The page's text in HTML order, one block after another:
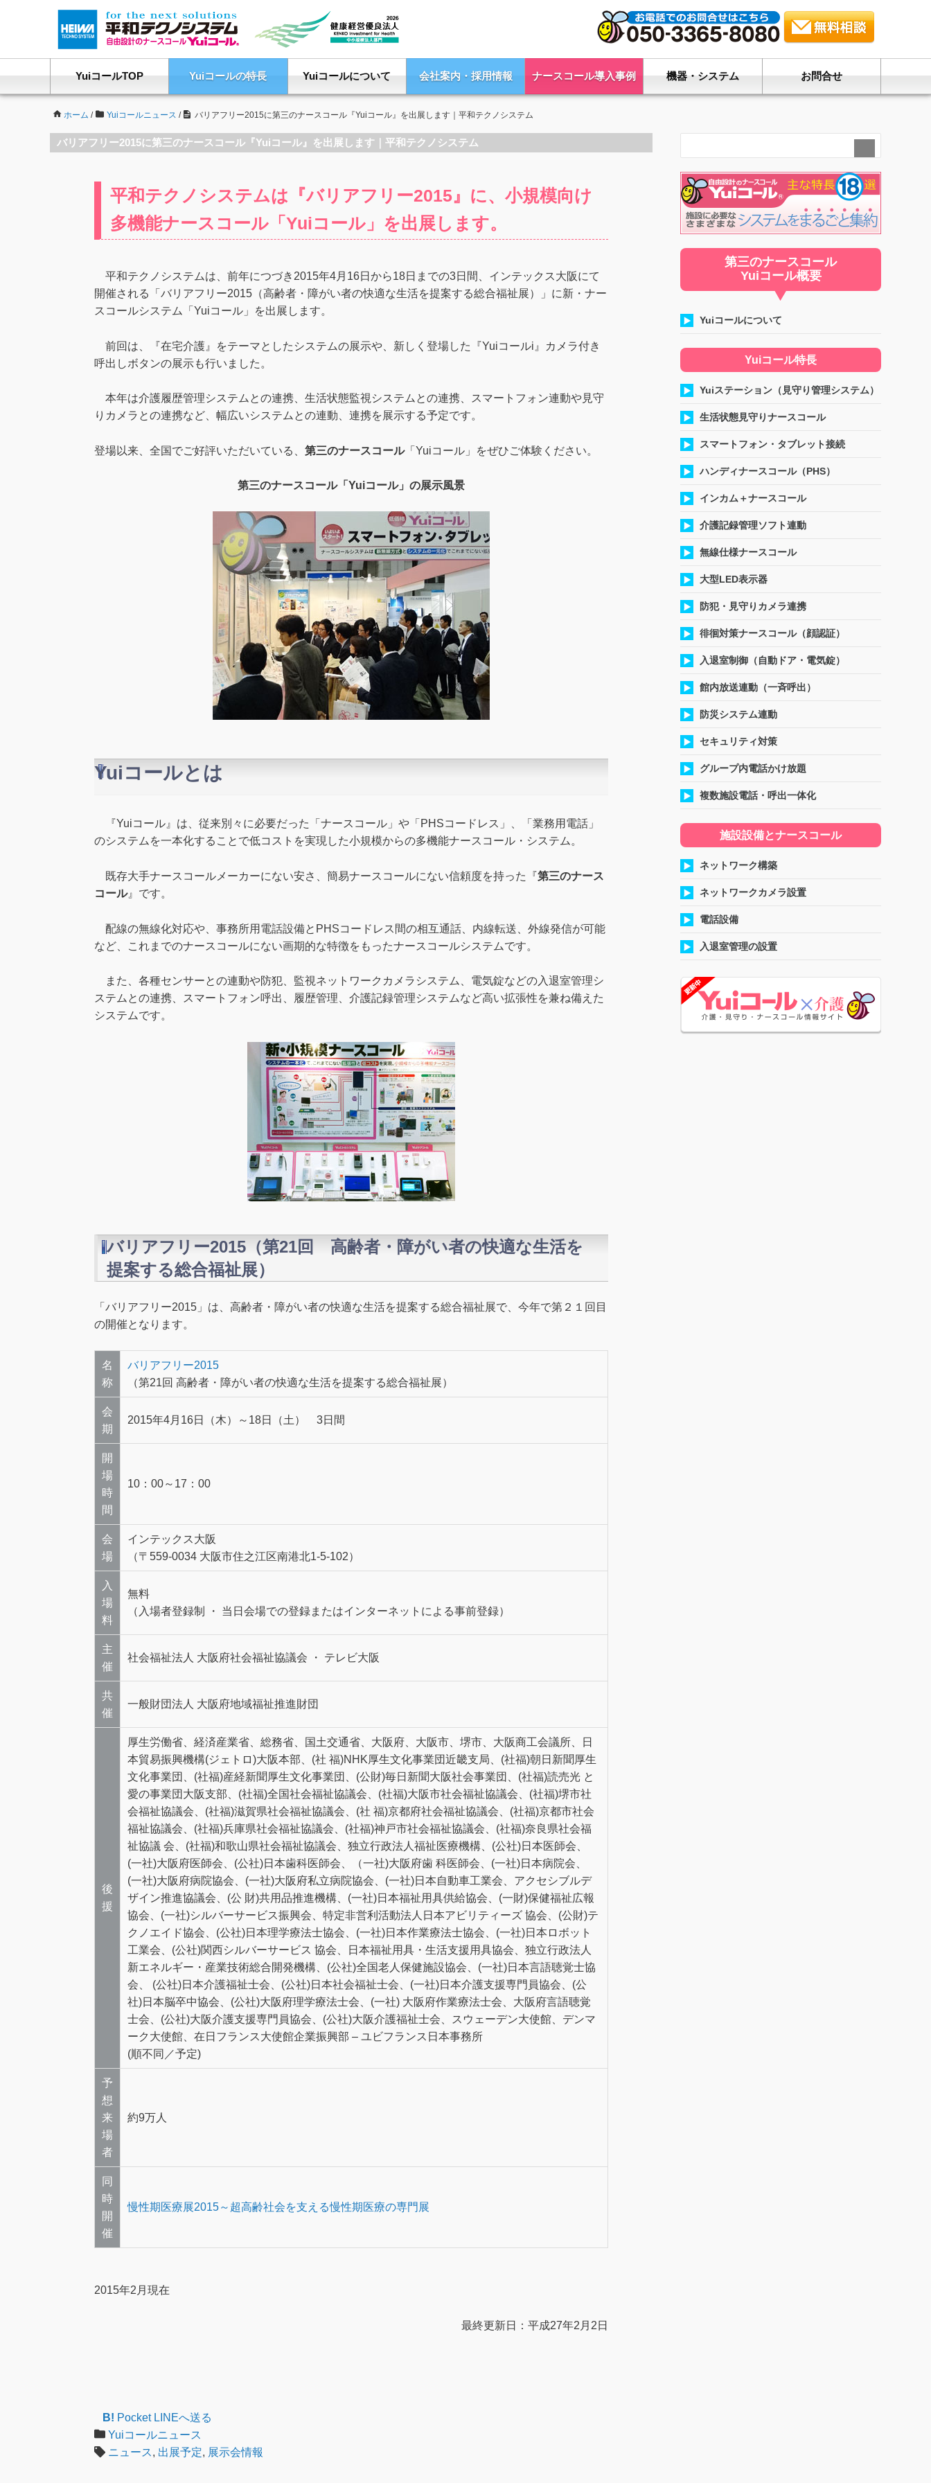
YuiコールTOP Yuiコールの特長 Yuiコールについて 会社案内・採用情報 ナースコール導入事例 機器・システム お問合せ
ホーム / Yuiコールニュース / バリアフリー2015に第三のナースコール『Yuiコール』を出展します｜平和テクノシステム
バリアフリー2015に第三のナースコール『Yuiコール』を出展します｜平和テクノシステム
平和テクノシステムは『バリアフリー2015』に、小規模向け
多機能ナースコール「Yuiコール」を出展します。
平和テクノシステムは、前年につづき2015年4月16日から18日までの3日間、インテックス大阪にて
開催される「バリアフリー2015（高齢者・障がい者の快適な生活を提案する総合福祉展）」に新・ナー
スコールシステム「Yuiコール」を出展します。
前回は、『在宅介護』をテーマとしたシステムの展示や、新しく登場した『Yuiコールi』カメラ付き
呼出しボタンの展示も行いました。
本年は介護履歴管理システムとの連携、生活状態監視システムとの連携、スマートフォン連動や見守
りカメラとの連携など、幅広いシステムとの連動、連携を展示する予定です。
登場以来、全国でご好評いただいている、 第三のナースコール「Yuiコール」をぜひご体験ください。
第三のナースコール「Yuiコール」の展示風景
Yuiコールとは
『Yuiコール』は、従来別々に必要だった「ナースコール」や「PHSコードレス」、「業務用電話」
のシステムを一本化することで低コストを実現した小規模からの多機能ナースコール・システム。
既存大手ナースコールメーカーにない安さ、簡易ナースコールにない信頼度を持った『第三のナース
コール』です。
配線の無線化対応や、事務所用電話設備とPHSコードレス間の相互通話、内線転送、外線発信が可能
など、これまでのナースコールにない画期的な特徴をもったナースコールシステムです。
また、各種センサーとの連動や防犯、監視ネットワークカメラシステム、電気錠などの入退室管理シ
ステムとの連携、スマートフォン呼出、履歴管理、介護記録管理システムなど高い拡張性を兼ね備えた
システムです。
バリアフリー2015（第21回 高齢者・障がい者の快適な生活を
提案する総合福祉展）
「バリアフリー2015」は、高齢者・障がい者の快適な生活を提案する総合福祉展で、今年で第２１回目
の開催となります。
名
称
バリアフリー2015
（第21回 高齢者・障がい者の快適な生活を提案する総合福祉展）
会
期
2015年4月16日（木）～18日（土） 3日間
開
場
時
間
10：00～17：00
会
場
インテックス大阪
（〒559-0034 大阪市住之江区南港北1-5-102）
入
場
料
無料
（入場者登録制 ・ 当日会場での登録またはインターネットによる事前登録）
主
催
社会福祉法人 大阪府社会福祉協議会 ・ テレビ大阪
共
催
一般財団法人 大阪府地域福祉推進財団
後
援
厚生労働省、経済産業省、総務省、国土交通省、大阪府、大阪市、堺市、大阪商工会議所、日
本貿易振興機構(ジェトロ)大阪本部、(社 福)NHK厚生文化事業団近畿支局、(社福)朝日新聞厚生
文化事業団、(社福)産経新聞厚生文化事業団、(公財)毎日新聞大阪社会事業団、(社福)読売光 と
愛の事業団大阪支部、(社福)全国社会福祉協議会、(社福)大阪市社会福祉協議会、(社福)堺市社
会福祉協議会、(社福)滋賀県社会福祉協議会、(社 福)京都府社会福祉協議会、(社福)京都市社会
福祉協議会、(社福)兵庫県社会福祉協議会、(社福)神戸市社会福祉協議会、(社福)奈良県社会福
祉協議 会、(社福)和歌山県社会福祉協議会、独立行政法人福祉医療機構、(公社)日本医師会、
(一社)大阪府医師会、(公社)日本歯科医師会、（一社)大阪府歯 科医師会、(一社)日本病院会、
(一社)大阪府病院協会、(一社)大阪府私立病院協会、(一社)日本自動車工業会、アクセシブルデ
ザイン推進協議会、(公 財)共用品推進機構、(一社)日本福祉用具供給協会、(一財)保健福祉広報
協会、(一社)シルバーサービス振興会、特定非営利活動法人日本アビリティーズ 協会、(公財)テ
クノエイド協会、(公社)日本理学療法士協会、(一社)日本作業療法士協会、(一社)日本ロボット
工業会、(公社)関西シルバーサービス 協会、日本福祉用具・生活支援用具協会、独立行政法人
新エネルギー・産業技術総合開発機構、(公社)全国老人保健施設協会、(一社)日本言語聴覚士協
会、 (公社)日本介護福祉士会、(公社)日本社会福祉士会、(一社)日本介護支援専門員協会、(公
社)日本脳卒中協会、(公社)大阪府理学療法士会、(一社) 大阪府作業療法士会、大阪府言語聴覚
士会、(公社)大阪介護支援専門員協会、(公社)大阪介護福祉士会、スウェーデン大使館、デンマ
ーク大使館、在日フランス大使館企業振興部 – ユビフランス日本事務所
(順不同／予定)
予
想
来
場
者
約9万人
同
時
開
催
慢性期医療展2015～超高齢社会を支える慢性期医療の専門展
2015年2月現在
最終更新日：平成27年2月2日
B! Pocket LINEへ送る
Yuiコールニュース
ニュース, 出展予定, 展示会情報
第三のナースコール
Yuiコール概要
Yuiコールについて
Yuiコール特長
Yuiステーション（見守り管理システム）
生活状態見守りナースコール
スマートフォン・タブレット接続
ハンディナースコール（PHS）
インカム＋ナースコール
介護記録管理ソフト連動
無線仕様ナースコール
大型LED表示器
防犯・見守りカメラ連携
徘徊対策ナースコール（顔認証）
入退室制御（自動ドア・電気錠）
館内放送連動（一斉呼出）
防災システム連動
セキュリティ対策
グループ内電話かけ放題
複数施設電話・呼出一体化
施設設備とナースコール
ネットワーク構築
ネットワークカメラ設置
電話設備
入退室管理の設置